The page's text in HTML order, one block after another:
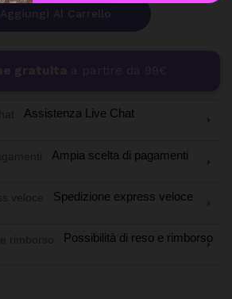
Aggiungi Al Carrello
Assistenza Live Chat
Ampia scelta di pagamenti
Spedizione express veloce
Possibilità di reso e rimborso